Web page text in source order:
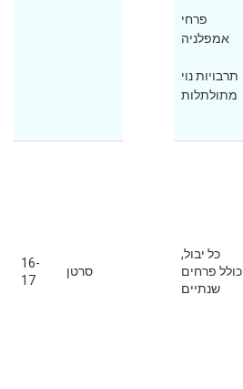
פרחי
אמפלניה
תרבויות נוי
מתולתלות
16-
17
סרטן
כל יבול,
כולל פרחים
שנתיים